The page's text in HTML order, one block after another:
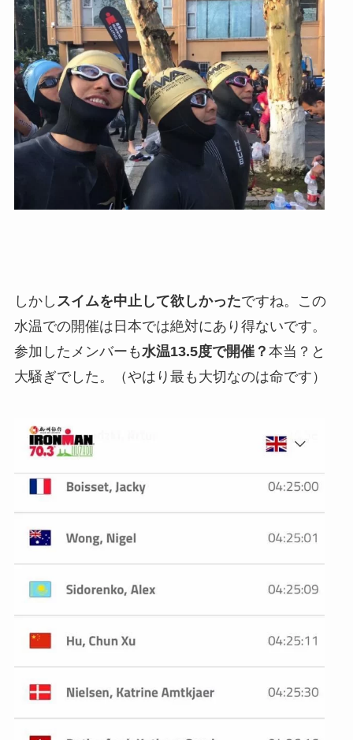
しかし スイムを中止して欲しかったですね。この
水温での開催は日本では絶対にあり得ないです。
参加したメンバーも水温13.5度で開催？ 本当？と
大騒ぎでした。（やはり最も大切なのは命です）